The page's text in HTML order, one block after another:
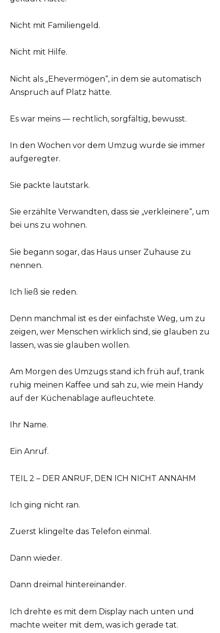
Nicht mit Familiengeld.
Nicht mit Hilfe.
Nicht als „Ehevermögen“, in dem sie automatisch
Anspruch auf Platz hätte.
Es war meins — rechtlich, sorgfältig, bewusst.
In den Wochen vor dem Umzug wurde sie immer
aufgeregter.
Sie packte lautstark.
Sie erzählte Verwandten, dass sie „verkleinere“, um
bei uns zu wohnen.
Sie begann sogar, das Haus unser Zuhause zu
nennen.
Ich ließ sie reden.
Denn manchmal ist es der einfachste Weg, um zu
zeigen, wer Menschen wirklich sind, sie glauben zu
lassen, was sie glauben wollen.
Am Morgen des Umzugs stand ich früh auf, trank
ruhig meinen Kaffee und sah zu, wie mein Handy
auf der Küchenablage aufleuchtete.
Ihr Name.
Ein Anruf.
TEIL 2 – DER ANRUF, DEN ICH NICHT ANNAHM
Ich ging nicht ran.
Zuerst klingelte das Telefon einmal.
Dann wieder.
Dann dreimal hintereinander.
Ich drehte es mit dem Display nach unten und
machte weiter mit dem, was ich gerade tat.